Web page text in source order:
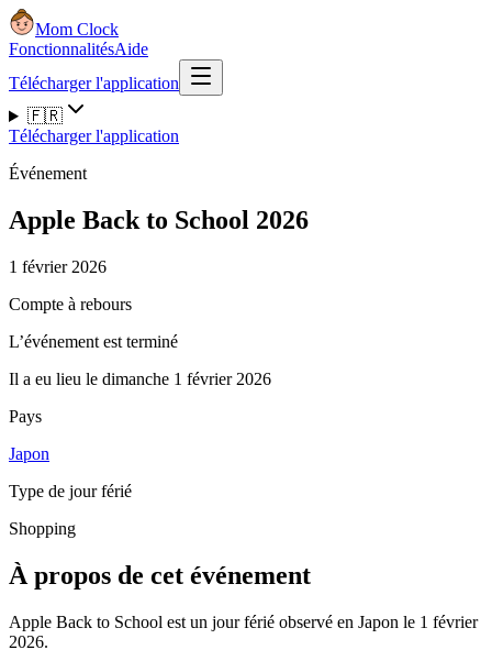
Mom Clock
FonctionnalitésAide
Télécharger l'application
🇫🇷
Télécharger l'application
Événement
Apple Back to School 2026
1 février 2026
Compte à rebours
L’événement est terminé
Il a eu lieu le dimanche 1 février 2026
Pays
Japon
Type de jour férié
Shopping
À propos de cet événement
Apple Back to School est un jour férié observé en Japon le 1 février
2026.